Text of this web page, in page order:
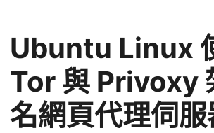
Ubuntu Linux
Tor 與 Privoxy
名網頁代理伺服